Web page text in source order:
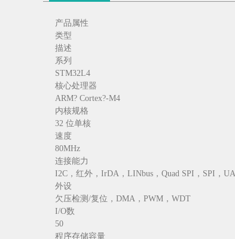
产品属性
类型
描述
系列
STM32L4
核心处理器
ARM? Cortex?-M4
内核规格
32 位单核
速度
80MHz
连接能力
I2C，红外，IrDA，LINbus，Quad SPI，SPI，
外设
欠压检测/复位，DMA，PWM，WDT
I/O数
50
程序存储容量